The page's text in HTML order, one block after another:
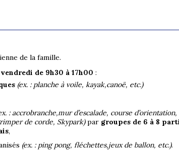
de la famille.
de 9h30 à 17h00 :
(ex. : planche à voile, kayak,canoë, etc.)
: accrobranche,mur d’escalade, course
de corde, Skypark)par groupes de 6 à 8
,
(ex. : ping pong, fléchettes,jeux de ballon, etc.).